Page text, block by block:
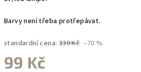
Barvy není třeba protřepávat.
standardní cena: 330 Kč –70 %
99 Kč